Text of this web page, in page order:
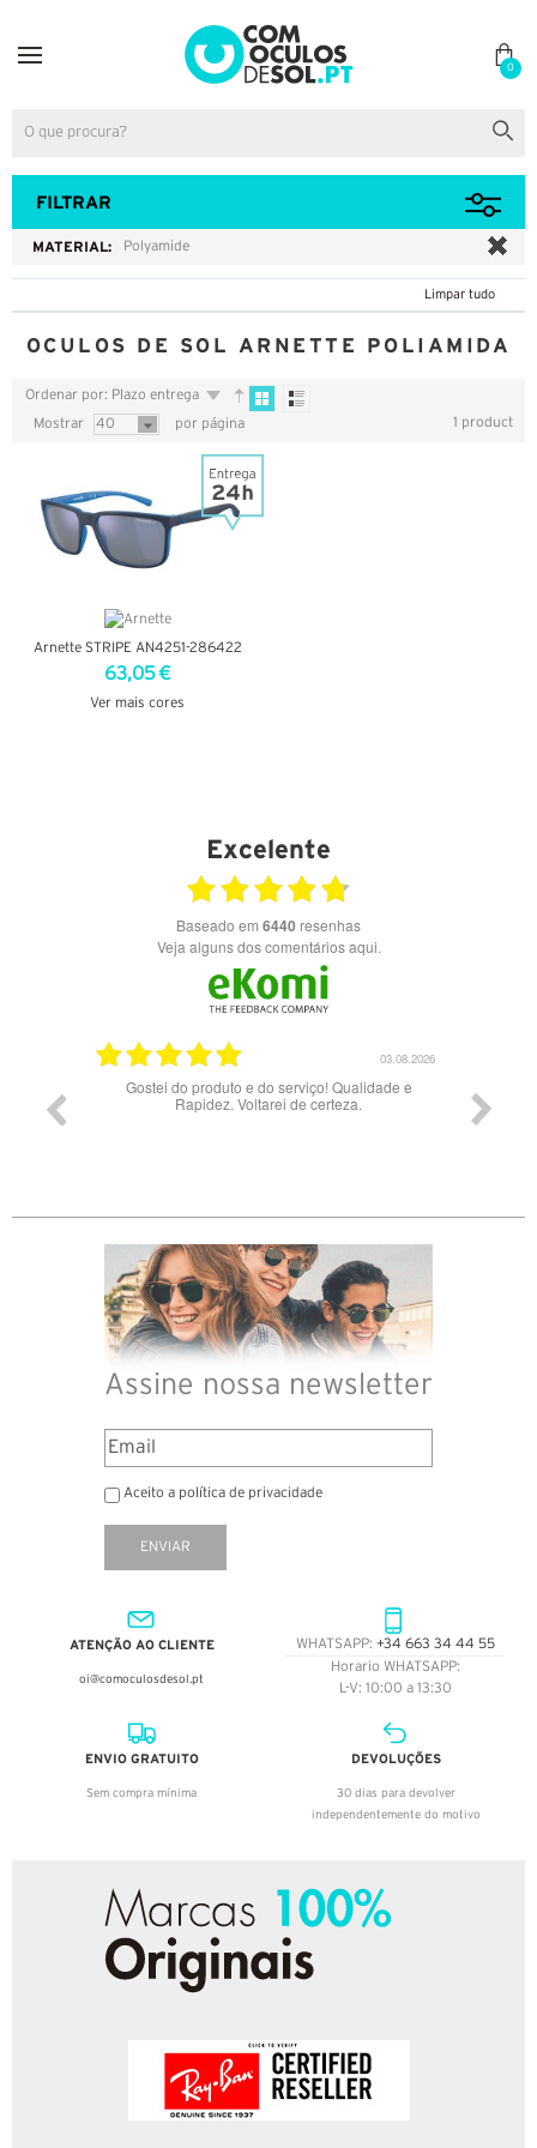
0
FILTRAR
MATERIAL: Polyamide
Limpar tudo
OCULOS DE SOL ARNETTE POLIAMIDA
Ordenar por: Plazo entrega
Mostrar 40 por página 1 product
Arnette STRIPE AN4251-286422
63,05 €
Ver mais cores
Excelente
Baseado em 6440 resenhas
Veja alguns dos comentários aqui.
03.08.2026
Gostei do produto e do serviço! Qualidade e
Rapidez. Voltarei de certeza.
Assine nossa newsletter
Aceito a política de privacidade
ENVIAR
ATENÇÃO AO CLIENTE
oi@comoculosdesol.pt
WHATSAPP: +34 663 34 44 55
Horario WHATSAPP:
L-V: 10:00 a 13:30
ENVIO GRATUITO
Sem compra mínima
DEVOLUÇÕES
30 dias para devolver
independentemente do motivo